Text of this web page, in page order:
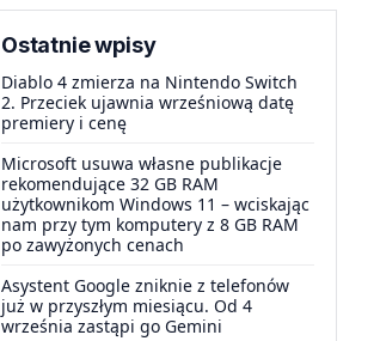
Ostatnie wpisy
Diablo 4 zmierza na Nintendo Switch
2. Przeciek ujawnia wrześniową datę
premiery i cenę
Microsoft usuwa własne publikacje
rekomendujące 32 GB RAM
użytkownikom Windows 11 – wciskając
nam przy tym komputery z 8 GB RAM
po zawyżonych cenach
Asystent Google zniknie z telefonów
już w przyszłym miesiącu. Od 4
września zastąpi go Gemini